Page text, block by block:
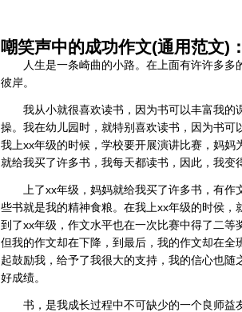
嘲笑声中的成功作文(通用范文)
人生是一条崎曲的小路。在上面有许许多
彼岸。
我从小就很喜欢读书，因为书可以丰富我
操。我在幼儿园时，就特别喜欢读书，因为书
我上xx年级的时候，学校要开展演讲比赛，妈
就给我买了许多书，我每天都读书，因此，我变
上了xx年级，妈妈就给我买了许多书，有
些书就是我的精神食粮。在我上xx年级的时侯，
到了xx年级，作文水平也在一次比赛中得了二等
但我的作文却在下降，到最后，我的作文却在
起鼓励我，给予了我很大的支持，我的信心也
好成绩。
书，是我成长过程中不可缺少的一个良师